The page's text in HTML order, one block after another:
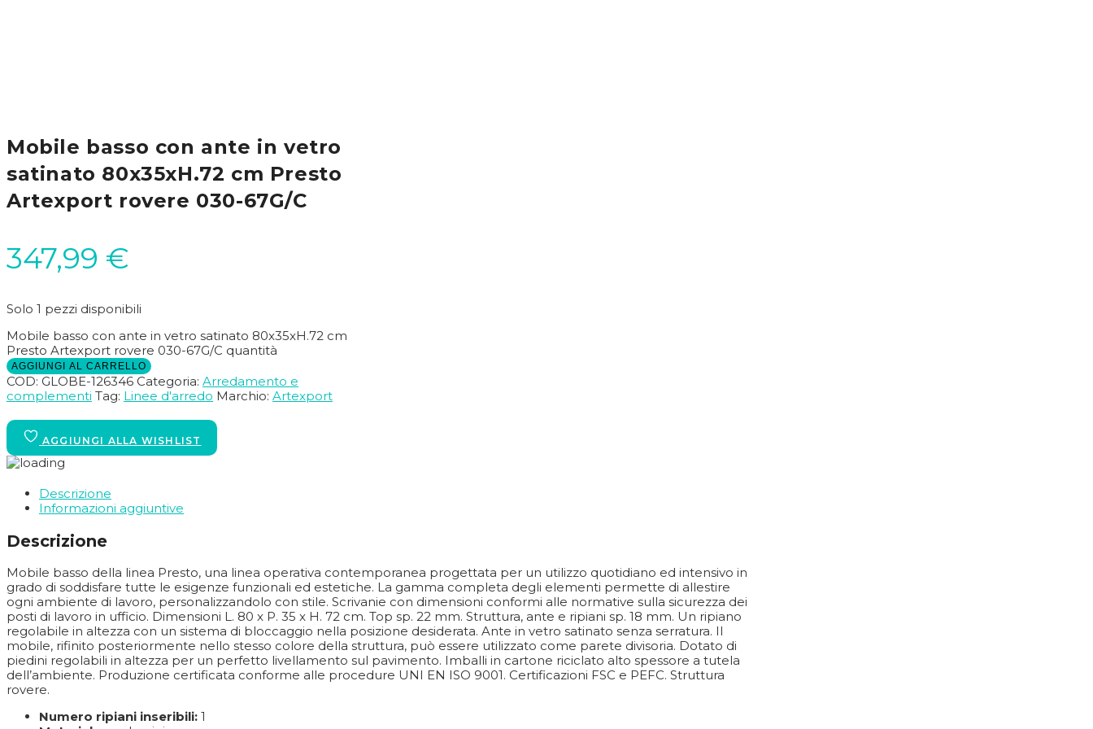
Mobile basso con ante in vetro
satinato 80x35xH.72 cm Presto
Artexport rovere 030-67G/C
347,99 €
Solo 1 pezzi disponibili
Mobile basso con ante in vetro satinato 80x35xH.72 cm
Presto Artexport rovere 030-67G/C quantità
AGGIUNGI AL CARRELLO
COD: GLOBE-126346 Categoria: Arredamento e
complementi Tag: Linee d'arredo Marchio: Artexport
Descrizione
Informazioni aggiuntive
Descrizione
Mobile basso della linea Presto, una linea operativa contemporanea progettata per un utilizzo quotidiano ed intensivo in
grado di soddisfare tutte le esigenze funzionali ed estetiche. La gamma completa degli elementi permette di allestire
ogni ambiente di lavoro, personalizzandolo con stile. Scrivanie con dimensioni conformi alle normative sulla sicurezza dei
posti di lavoro in ufficio. Dimensioni L. 80 x P. 35 x H. 72 cm. Top sp. 22 mm. Struttura, ante e ripiani sp. 18 mm. Un ripiano
regolabile in altezza con un sistema di bloccaggio nella posizione desiderata. Ante in vetro satinato senza serratura. Il
mobile, rifinito posteriormente nello stesso colore della struttura, può essere utilizzato come parete divisoria. Dotato di
piedini regolabili in altezza per un perfetto livellamento sul pavimento. Imballi in cartone riciclato alto spessore a tutela
dell’ambiente. Produzione certificata conforme alle procedure UNI EN ISO 9001. Certificazioni FSC e PEFC. Struttura
rovere.
Numero ripiani inseribili: 1